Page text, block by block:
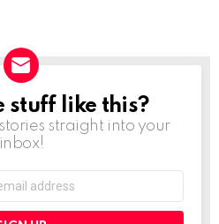
stuff like this?
straight into your
inbox!